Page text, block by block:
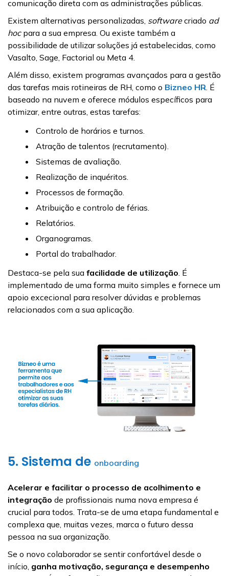
comunicação direta com as administrações públicas.
Existem alternativas personalizadas, softwarecriado ad
hocpara a sua empresa. Ou existe também a
possibilidade de utilizar soluções já estabelecidas, como
Vasalto, Sage, Factorial ou Meta 4.
Além disso, existem programas avançados para a gestão
das tarefas mais rotineiras de RH, como o Bizneo HR . É
baseado na nuvem e oferece módulos específicos para
otimizar, entre outras, estas tarefas:
Controlo de horários e turnos.
Atração de talentos (recrutamento).
Sistemas de avaliação.
Realização de inquéritos.
Processos de formação.
Atribuição e controlo de férias.
Relatórios.
Organogramas.
Portal do trabalhador.
Destaca-se pela sua facilidade de utilização . É
implementado de uma forma muito simples e fornece um
apoio excecional para resolver dúvidas e problemas
relacionados com a sua aplicação.
5. Sistema de onboarding
Acelerar e facilitar o processo de acolhimento e
integração de profissionais numa nova empresa é
crucial para todos. Trata-se de uma etapa fundamental e
complexa que, muitas vezes, marca o futuro dessa
pessoa na sua organização.
Se o novo colaborador se sentir confortável desde o
início, ganha motivação, segurança e desempenho